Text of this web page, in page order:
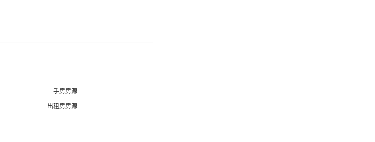
二手房房源
出租房房源